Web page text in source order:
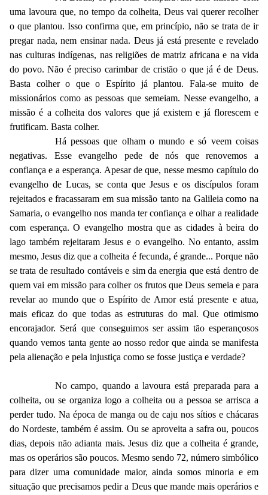
uma lavoura que, no tempo da colheita, Deus vai querer recolher
o que plantou. Isso confirma que, em princípio, não se trata de ir
pregar nada, nem ensinar nada. Deus já está presente e revelado
nas culturas indígenas, nas religiões de matriz africana e na vida
do povo. Não é preciso carimbar de cristão o que já é de Deus.
Basta colher o que o Espírito já plantou. Fala-se muito de
missionários como as pessoas que semeiam. Nesse evangelho, a
missão é a colheita dos valores que já existem e já florescem e
frutificam. Basta colher.
Há pessoas que olham o mundo e só veem coisas
negativas. Esse evangelho pede de nós que renovemos a
confiança e a esperança. Apesar de que, nesse mesmo capítulo do
evangelho de Lucas, se conta que Jesus e os discípulos foram
rejeitados e fracassaram em sua missão tanto na Galileia como na
Samaria, o evangelho nos manda ter confiança e olhar a realidade
com esperança. O evangelho mostra que as cidades à beira do
lago também rejeitaram Jesus e o evangelho. No entanto, assim
mesmo, Jesus diz que a colheita é fecunda, é grande... Porque não
se trata de resultado contáveis e sim da energia que está dentro de
quem vai em missão para colher os frutos que Deus semeia e para
revelar ao mundo que o Espírito de Amor está presente e atua,
mais eficaz do que todas as estruturas do mal. Que otimismo
encorajador. Será que conseguimos ser assim tão esperançosos
quando vemos tanta gente ao nosso redor que ainda se manifesta
pela alienação e pela injustiça como se fosse justiça e verdade?
No campo, quando a lavoura está preparada para a
colheita, ou se organiza logo a colheita ou a pessoa se arrisca a
perder tudo. Na época de manga ou de caju nos sítios e chácaras
do Nordeste, também é assim. Ou se aproveita a safra ou, poucos
dias, depois não adianta mais. Jesus diz que a colheita é grande,
mas os operários são poucos. Mesmo sendo 72, número simbólico
para dizer uma comunidade maior, ainda somos minoria e em
situação que precisamos pedir a Deus que mande mais operários e